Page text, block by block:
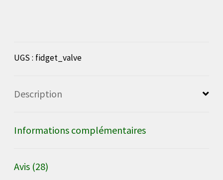
upcyclée
UGS : fidget_valve
Description
Informations complémentaires
Avis (28)